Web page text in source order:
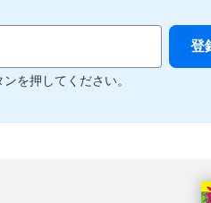
を押してください。